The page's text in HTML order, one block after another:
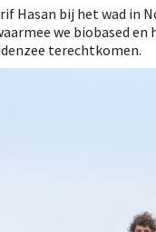
Hasan bij het wad in
we biobased
terechtkomen.